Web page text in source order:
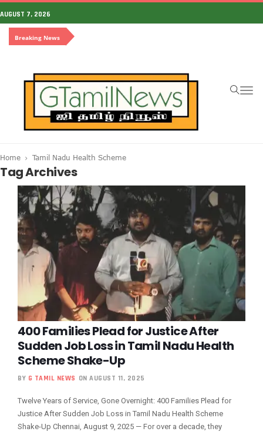
AUGUST 7, 2026
Breaking News
Home Tamil Nadu Health Scheme
Tag Archives
400 Families Plead for Justice After
Sudden Job Loss in Tamil Nadu Health
Scheme Shake-Up
BY G TAMIL NEWS ON AUGUST 11, 2025
Twelve Years of Service, Gone Overnight: 400 Families Plead for
Justice After Sudden Job Loss in Tamil Nadu Health Scheme
Shake-Up Chennai, August 9, 2025 — For over a decade, they